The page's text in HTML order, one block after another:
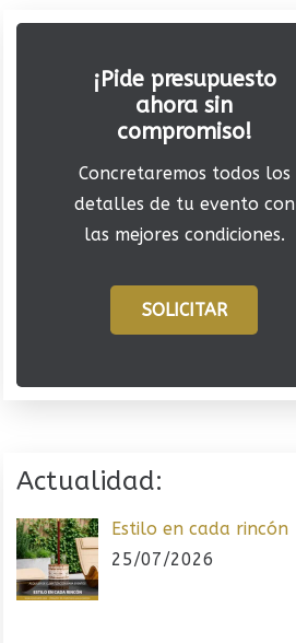
¡Pide presupuesto
ahora sin
compromiso!
Concretaremos todos los
detalles de tu evento con
las mejores condiciones.
SOLICITAR
Actualidad:
Estilo en cada rincón
25/07/2026